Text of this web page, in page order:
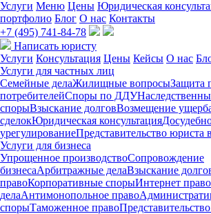
Услуги Меню Цены Юридическая
портфолио Блог О нас Контакты
+7 (495) 741-84-78
Написать юристу
Услуги Консультация Цены Кейсы О нас
Услуги для частных лиц
Семейные делаЖилищные вопросыЗащита
потребителейСпоры по ДДУ
спорыВзыскание долговВозмещение
сделокЮридическая консультация
урегулированиеПредставительство юриста
Услуги для бизнеса
Упрощенное производствоСопровождение
бизнесаАрбитражные делаВзыскание
правоКорпоративные спорыИнтернет право
делаАнтимонопольное право
спорыТаможенное право